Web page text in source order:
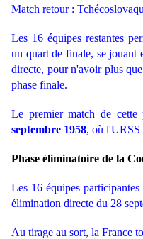
Match retour :
Les 16 équipes restantes
un quart de finale, se jouant
directe, pour n'avoir plus
phase finale.
Le premier match de cette
septembre 1958, où l'URSS
Phase éliminatoire de la
Les 16 équipes
élimination directe du 28
Au tirage au sort, la France